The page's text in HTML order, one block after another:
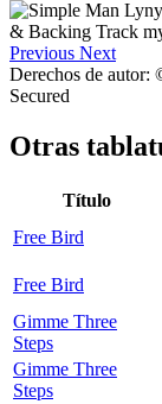
Previous Next
Derechos de autor:
Secured
Otras
Título
Free Bird
Free Bird
Gimme Three
Steps
Gimme Three
Steps